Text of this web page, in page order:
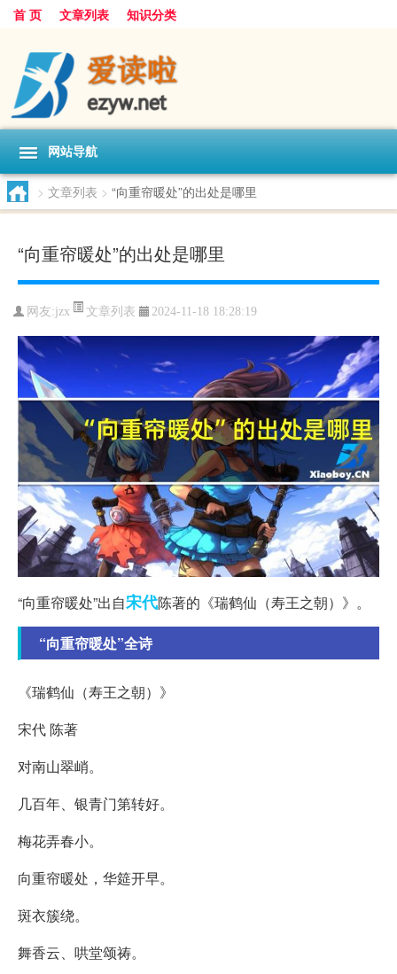
首 页 文章列表 知识分类
网站导航
> 文章列表 > “向重帘暖处”的出处是哪里
“向重帘暖处”的出处是哪里
网友:jzx 文章列表 2024-11-18 18:28:19
“向重帘暖处”出自宋代陈著的《瑞鹤仙（寿王之朝）》。
“向重帘暖处”全诗
《瑞鹤仙（寿王之朝）》
宋代 陈著
对南山翠峭。
几百年、银青门第转好。
梅花弄春小。
向重帘暖处，华筵开早。
斑衣簇绕。
舞香云、哄堂颂祷。